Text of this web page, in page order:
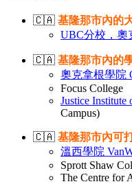
🇨🇦 基隆那市內的
UBC分校，奧
🇨🇦 基隆那市內的
奧克拿根學院
Focus College
Justice
Campus)
🇨🇦 基隆那市內可
溫西學院
Sprott Shaw
The Centre for